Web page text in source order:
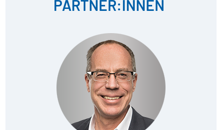
PARTNER:INNEN